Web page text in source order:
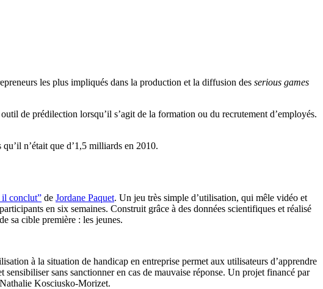
les plus impliqués dans la production et la diffusion des serious games
de prédilection lorsqu’il s’agit de la formation ou du recrutement d’employés.
n’était que d’1,5 milliards en 2010.
il conclut” de Jordane Paquet. Un jeu très simple d’utilisation, qui mêle vidéo et
en six semaines. Construit grâce à des données scientifiques et réalisé
sa cible première : les jeunes.
à la situation de handicap en entreprise permet aux utilisateurs d’apprendre
sans sanctionner en cas de mauvaise réponse. Un projet financé par
Kosciusko-Morizet.